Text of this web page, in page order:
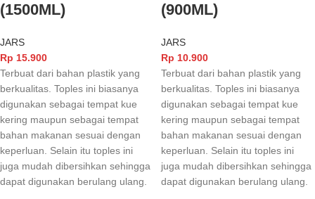
(1500ML)
JARS
Rp 15.900
Terbuat dari bahan plastik yang
berkualitas. Toples ini biasanya
digunakan sebagai tempat kue
kering maupun sebagai tempat
bahan makanan sesuai dengan
keperluan. Selain itu toples ini
juga mudah dibersihkan sehingga
dapat digunakan berulang ulang.
(900ML)
JARS
Rp 10.900
Terbuat dari bahan plastik yang
berkualitas. Toples ini biasanya
digunakan sebagai tempat kue
kering maupun sebagai tempat
bahan makanan sesuai dengan
keperluan. Selain itu toples ini
juga mudah dibersihkan sehingga
dapat digunakan berulang ulang.